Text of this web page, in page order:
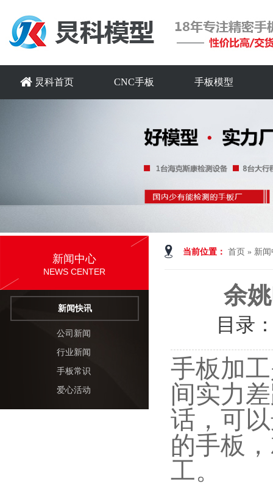
炅科首页 CNC手板 手板模型
当前位置： 首页 » 新
余
目录
手板加
间实力
话，可
的手板
工。
新闻中心
NEWS CENTER
新闻快讯
公司新闻
行业新闻
手板常识
爱心活动